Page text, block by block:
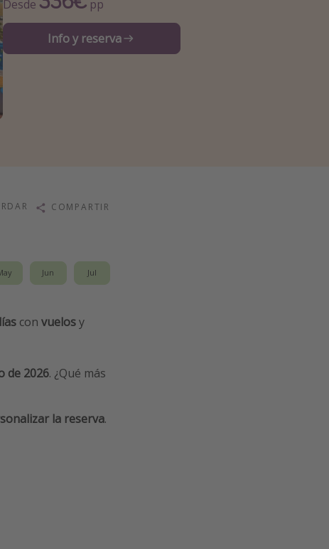
Desde pp
Info y reserva
COMPARTIR
Jun Jul
con vuelosy
de 2026. ¿Qué más
la reserva.